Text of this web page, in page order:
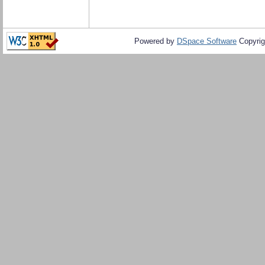
Powered by DSpace Software